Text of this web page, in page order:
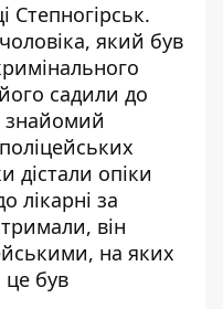
Степногірськ.
який був
садили до
знайомий
дістали опіки
лікарні за
він
на яких
був